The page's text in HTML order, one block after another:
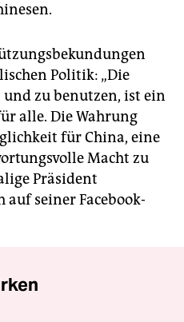
Politik: „Die
zu benutzen, ist ein
alle. Die Wahrung
für China, eine
Macht zu
Präsident
auf seiner Facebook-